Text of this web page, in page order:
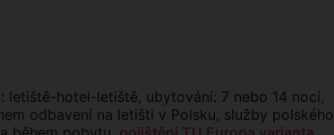
hotel-letiště, ubytování: 7 nebo 14 nocí,
odbavení na letišti v Polsku, služby polského